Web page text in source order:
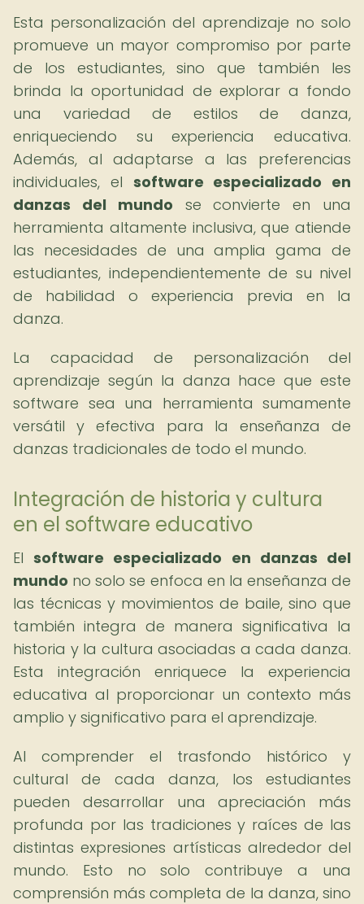
Esta personalización del aprendizaje no solo
promueve un mayor compromiso por parte
de los estudiantes, sino que también les
brinda la oportunidad de explorar a fondo
una variedad de estilos de danza,
enriqueciendo su experiencia educativa.
Además, al adaptarse a las preferencias
individuales, el software especializado en
danzas del mundo se convierte en una
herramienta altamente inclusiva, que atiende
las necesidades de una amplia gama de
estudiantes, independientemente de su nivel
de habilidad o experiencia previa en la
danza.
La capacidad de personalización del
aprendizaje según la danza hace que este
software sea una herramienta sumamente
versátil y efectiva para la enseñanza de
danzas tradicionales de todo el mundo.
Integración de historia y cultura
en el software educativo
Elsoftware especializado en danzas del
mundo no solo se enfoca en la enseñanza de
las técnicas y movimientos de baile, sino que
también integra de manera significativa la
historia y la cultura asociadas a cada danza.
Esta integración enriquece la experiencia
educativa al proporcionar un contexto más
amplio y significativo para el aprendizaje.
Al comprender el trasfondo histórico y
cultural de cada danza, los estudiantes
pueden desarrollar una apreciación más
profunda por las tradiciones y raíces de las
distintas expresiones artísticas alrededor del
mundo. Esto no solo contribuye a una
comprensión más completa de la danza, sino